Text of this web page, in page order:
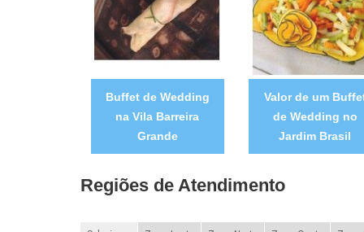
Buffet de Wedding
na Vila Barreira
Grande
Valor de um
de Wedding no
Jardim Brasil
Regiões de Atendimento